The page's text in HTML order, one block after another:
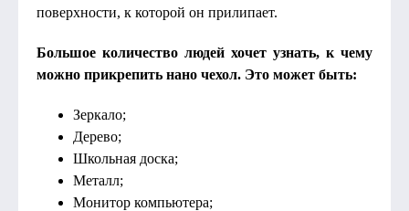
поверхности, к которой он прилипает.
Большое количество людей хочет узнать, к чему
можно прикрепить нано чехол. Это может быть:
Зеркало;
Дерево;
Школьная доска;
Металл;
Монитор компьютера;